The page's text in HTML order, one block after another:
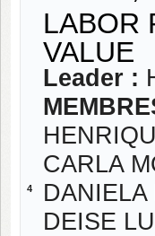
4
LABOR
VALUE
Leader :
CARLA
DEISE